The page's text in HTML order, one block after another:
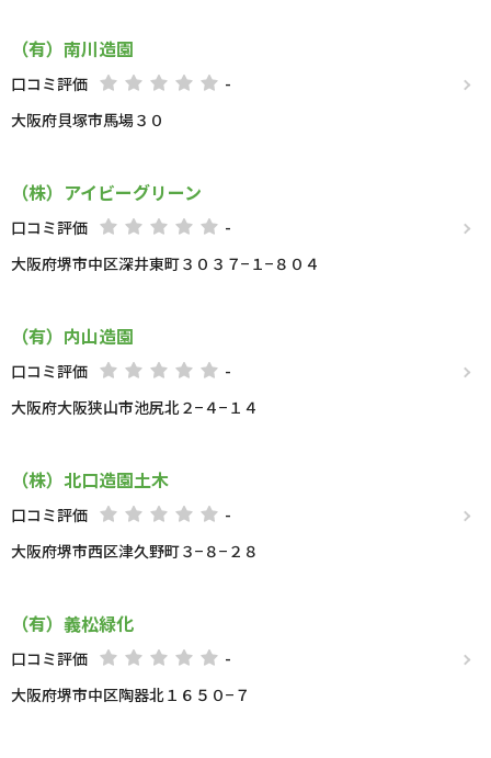
（有）南川造園
口コミ評価
-
大阪府貝塚市馬場３０
（株）アイビーグリーン
口コミ評価
-
大阪府堺市中区深井東町３０３７−１−８０４
（有）内山造園
口コミ評価
-
大阪府大阪狭山市池尻北２−４−１４
（株）北口造園土木
口コミ評価
-
大阪府堺市西区津久野町３−８−２８
（有）義松緑化
口コミ評価
-
大阪府堺市中区陶器北１６５０−７